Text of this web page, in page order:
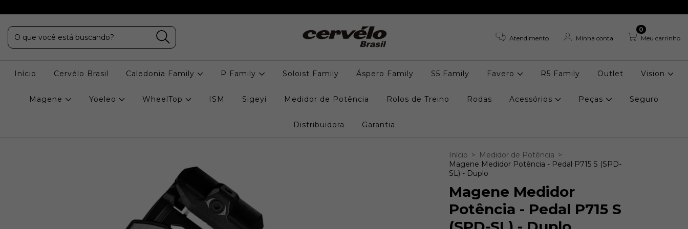
Atendimento Minha conta Meu carrinho
0
Início Cervélo Brasil Caledonia Family P Family Soloist Family Áspero Family S5 Family Favero R5 Family Outlet Vision
Magene Yoeleo WheelTop ISM Sigeyi Medidor de Potência Rolos de Treino Rodas Acessórios Peças Seguro
Distribuidora Garantia
Início > Medidor de Potência >
Magene Medidor Potência - Pedal P715 S (SPD-
SL) - Duplo
Magene Medidor
Potência - Pedal P715 S